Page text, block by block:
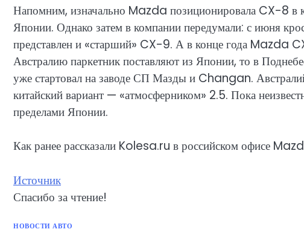
Напомним, изначально Mazda позиционировала CX-8 в
Японии. Однако затем в компании передумали: с июня
представлен и «старший» CX-9. А в конце года Mazda
Австралию паркетник поставляют из Японии, то в
уже стартовал на заводе СП Мазды и Changan.
китайский вариант — «атмосферником» 2.5. Пока
пределами Японии.
Как ранее рассказали Kolesa.ru в российском офисе
Источник
Спасибо за чтение!
НОВОСТИ АВТО